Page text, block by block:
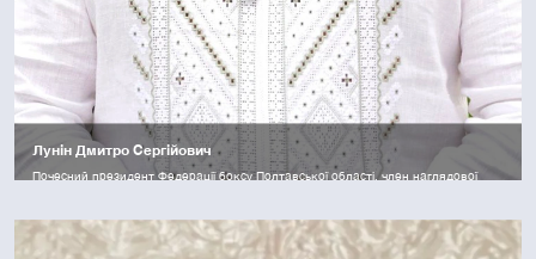
Лунін Дмитро Сергійович
Почесний президент Федерації боксу Полтавської області, член наглядової